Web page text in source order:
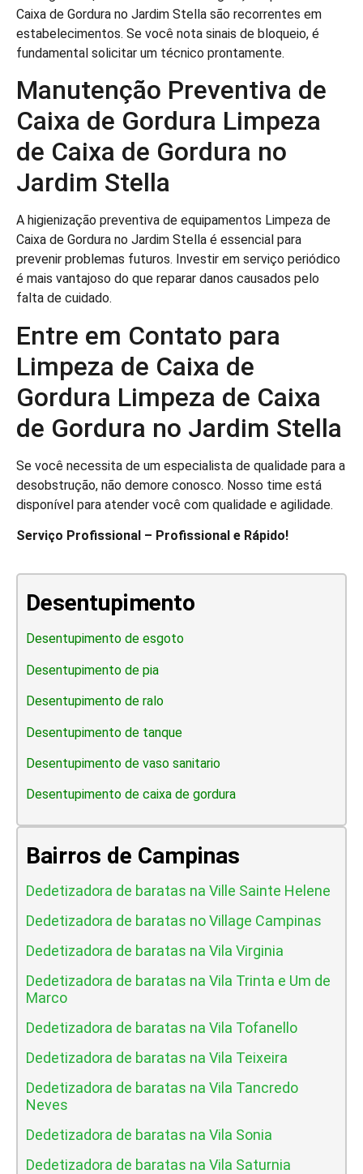
Caixa de Gordura no Jardim Stella são recorrentes em
estabelecimentos. Se você nota sinais de bloqueio, é
fundamental solicitar um técnico prontamente.
Manutenção Preventiva de
Caixa de Gordura Limpeza
de Caixa de Gordura no
Jardim Stella
A higienização preventiva de equipamentos Limpeza de
Caixa de Gordura no Jardim Stella é essencial para
prevenir problemas futuros. Investir em serviço periódico
é mais vantajoso do que reparar danos causados pelo
falta de cuidado.
Entre em Contato para
Limpeza de Caixa de
Gordura Limpeza de Caixa
de Gordura no Jardim Stella
Se você necessita de um especialista de qualidade para a
desobstrução, não demore conosco. Nosso time está
disponível para atender você com qualidade e agilidade.
Serviço Profissional – Profissional e Rápido!
Desentupimento
Desentupimento de esgoto
Desentupimento de pia
Desentupimento de ralo
Desentupimento de tanque
Desentupimento de vaso sanitario
Desentupimento de caixa de gordura
Bairros de Campinas
Dedetizadora de baratas na Ville Sainte Helene
Dedetizadora de baratas no Village Campinas
Dedetizadora de baratas na Vila Virginia
Dedetizadora de baratas na Vila Trinta e Um de
Marco
Dedetizadora de baratas na Vila Tofanello
Dedetizadora de baratas na Vila Teixeira
Dedetizadora de baratas na Vila Tancredo
Neves
Dedetizadora de baratas na Vila Sonia
Dedetizadora de baratas na Vila Saturnia